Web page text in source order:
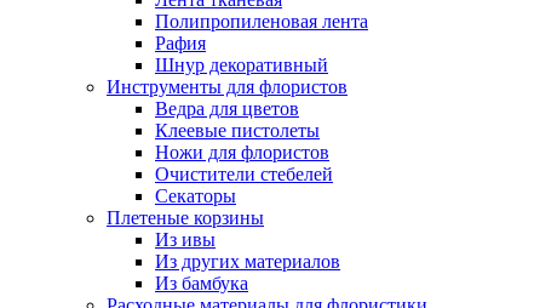
Полипропиленовая лента
Рафия
Шнур декоративный
Инструменты для флористов
Ведра для цветов
Клеевые пистолеты
Ножи для флористов
Очистители стебелей
Секаторы
Плетеные корзины
Из ивы
Из других материалов
Из бамбука